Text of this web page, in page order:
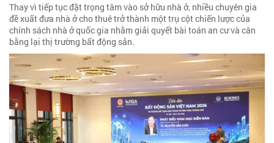
Thay vì tiếp tục đặt trọng tâm vào sở hữu nhà ở, nhiều chuyên gia
đề xuất đưa nhà ở cho thuê trở thành một trụ cột chiến lược của
chính sách nhà ở quốc gia nhằm giải quyết bài toán an cư và cân
bằng lại thị trường bất động sản.